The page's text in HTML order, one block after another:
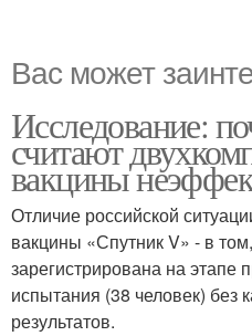
Вас может
Исследование:
считают
вакцины
Отличие российской
вакцины «Спутник V» - в
зарегистрирована на
испытания (38 человек) без
результатов.